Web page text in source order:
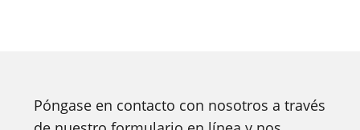
Póngase en contacto con nosotros a través